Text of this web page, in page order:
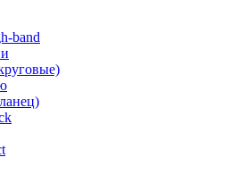
band